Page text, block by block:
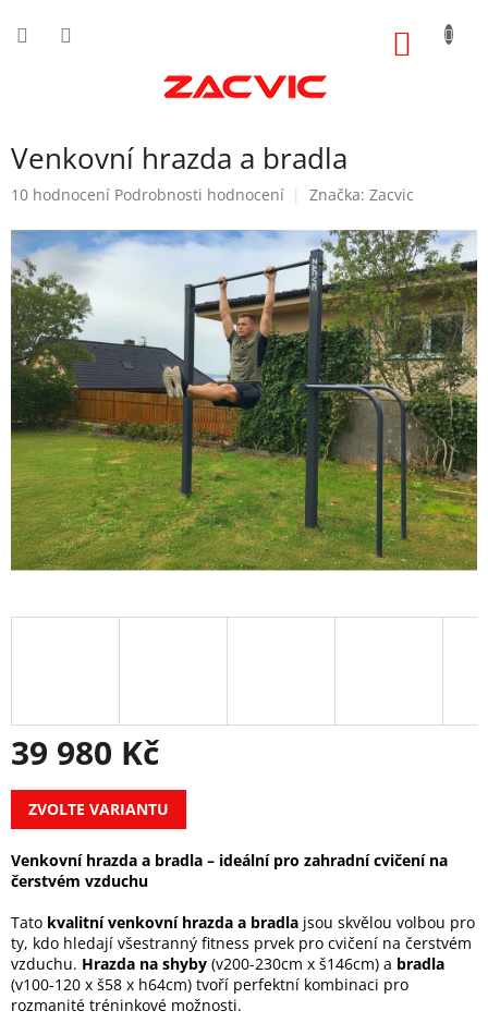
Venkovní hrazda a bradla
Průměrné
produktu
je
4,8
z
5
hvězdiček.
10 hodnocení Podrobnosti hodnocení Značka: Zacvic
39 980 Kč
Měrná
cena:
ZVOLTE VARIANTU
Venkovní hrazda a bradla – ideální pro zahradní cvičení na
čerstvém vzduchu
Tato kvalitní venkovní hrazda a bradla jsou skvělou volbou pro
ty, kdo hledají všestranný fitness prvek pro cvičení na čerstvém
vzduchu. Hrazda na shyby (v200-230cm x š146cm) a bradla
(v100-120 x š58 x h64cm) tvoří perfektní kombinaci pro
rozmanité tréninkové možnosti.